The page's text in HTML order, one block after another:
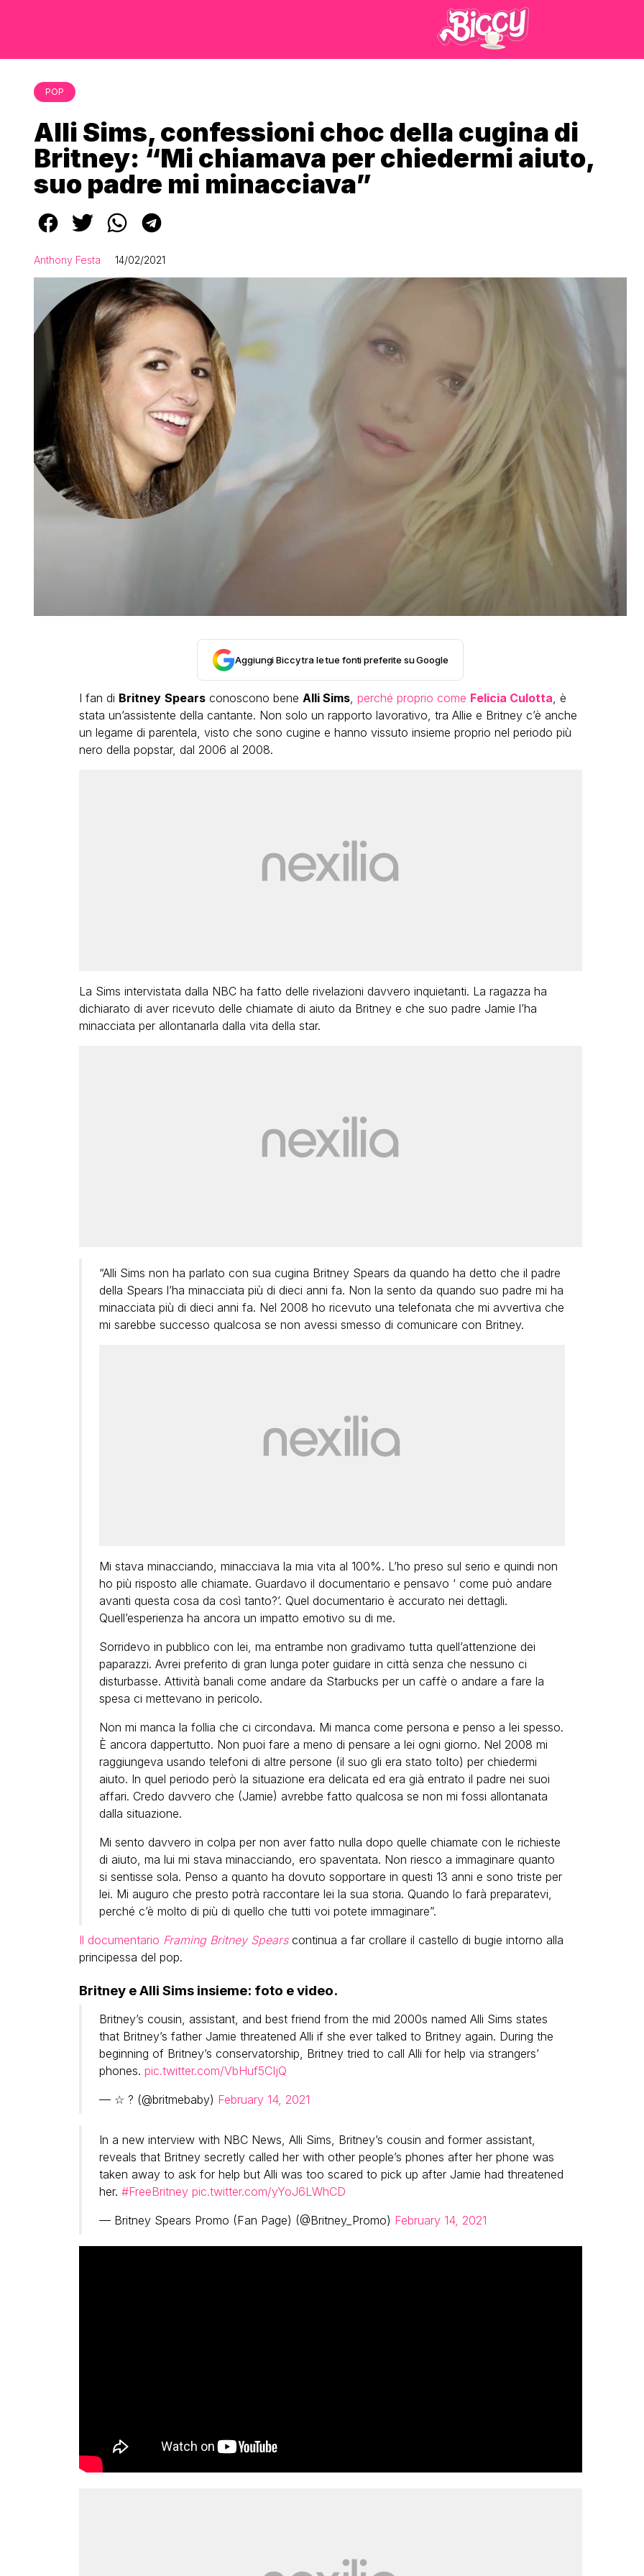
POP
Alli Sims, confessioni choc della cugina di
Britney: “Mi chiamava per chiedermi aiuto,
suo padre mi minacciava”
Anthony Festa 14/02/2021
Aggiungi Biccy tra le tue fonti preferite su Google
I fan di Britney Spearsconoscono bene Alli Sims, perché proprio come Felicia Culotta , è
stata un’assistente della cantante. Non solo un rapporto lavorativo, tra Allie e Britney c’è anche
un legame di parentela, visto che sono cugine e hanno vissuto insieme proprio nel periodo più
nero della popstar, dal 2006 al 2008.
La Sims intervistata dalla NBC ha fatto delle rivelazioni davvero inquietanti. La ragazza ha
dichiarato di aver ricevuto delle chiamate di aiuto da Britney e che suo padre Jamie l’ha
minacciata per allontanarla dalla vita della star.
“Alli Sims non ha parlato con sua cugina Britney Spears da quando ha detto che il padre
della Spears l’ha minacciata più di dieci anni fa. Non la sento da quando suo padre mi ha
minacciata più di dieci anni fa. Nel 2008 ho ricevuto una telefonata che mi avvertiva che
mi sarebbe successo qualcosa se non avessi smesso di comunicare con Britney.
Mi stava minacciando, minacciava la mia vita al 100%. L’ho preso sul serio e quindi non
ho più risposto alle chiamate. Guardavo il documentario e pensavo ‘ come può andare
avanti questa cosa da così tanto?’. Quel documentario è accurato nei dettagli.
Quell’esperienza ha ancora un impatto emotivo su di me.
Sorridevo in pubblico con lei, ma entrambe non gradivamo tutta quell’attenzione dei
paparazzi. Avrei preferito di gran lunga poter guidare in città senza che nessuno ci
disturbasse. Attività banali come andare da Starbucks per un caffè o andare a fare la
spesa ci mettevano in pericolo.
Non mi manca la follia che ci circondava. Mi manca come persona e penso a lei spesso.
È ancora dappertutto. Non puoi fare a meno di pensare a lei ogni giorno. Nel 2008 mi
raggiungeva usando telefoni di altre persone (il suo gli era stato tolto) per chiedermi
aiuto. In quel periodo però la situazione era delicata ed era già entrato il padre nei suoi
affari. Credo davvero che (Jamie) avrebbe fatto qualcosa se non mi fossi allontanata
dalla situazione.
Mi sento davvero in colpa per non aver fatto nulla dopo quelle chiamate con le richieste
di aiuto, ma lui mi stava minacciando, ero spaventata. Non riesco a immaginare quanto
si sentisse sola. Penso a quanto ha dovuto sopportare in questi 13 anni e sono triste per
lei. Mi auguro che presto potrà raccontare lei la sua storia. Quando lo farà preparatevi,
perché c’è molto di più di quello che tutti voi potete immaginare”.
Il documentario Framing Britney Spearscontinua a far crollare il castello di bugie intorno alla
principessa del pop.
Britney e Alli Sims insieme: foto e video.
Britney’s cousin, assistant, and best friend from the mid 2000s named Alli Sims states
that Britney’s father Jamie threatened Alli if she ever talked to Britney again. During the
beginning of Britney’s conservatorship, Britney tried to call Alli for help via strangers’
phones. pic.twitter.com/VbHuf5CIjQ
— ☆ ? (@britmebaby) February 14, 2021
In a new interview with NBC News, Alli Sims, Britney’s cousin and former assistant,
reveals that Britney secretly called her with other people’s phones after her phone was
taken away to ask for help but Alli was too scared to pick up after Jamie had threatened
her. #FreeBritney pic.twitter.com/yYoJ6LWhCD
— Britney Spears Promo (Fan Page) (@Britney_Promo) February 14, 2021
FABIANO MINACCI